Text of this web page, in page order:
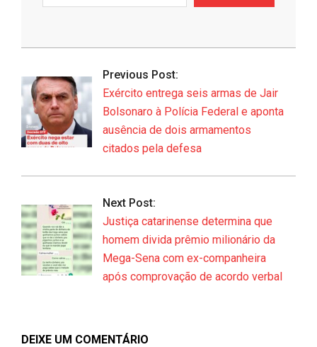
e-
2026-
07
Previous Post:
Exército entrega seis armas de Jair
Bolsonaro à Polícia Federal e aponta
ausência de dois armamentos
citados pela defesa
Next Post:
Justiça catarinense determina que
homem divida prêmio milionário da
Mega-Sena com ex-companheira
após comprovação de acordo verbal
DEIXE UM COMENTÁRIO